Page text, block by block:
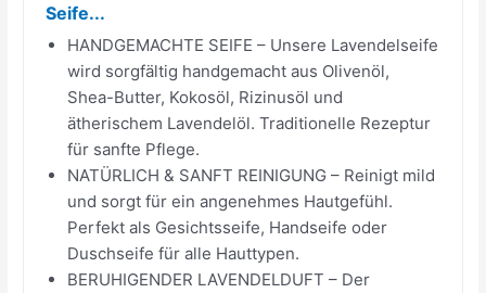
Seife...
HANDGEMACHTE SEIFE – Unsere Lavendelseife
wird sorgfältig handgemacht aus Olivenöl,
Shea-Butter, Kokosöl, Rizinusöl und
ätherischem Lavendelöl. Traditionelle Rezeptur
für sanfte Pflege.
NATÜRLICH & SANFT REINIGUNG – Reinigt mild
und sorgt für ein angenehmes Hautgefühl.
Perfekt als Gesichtsseife, Handseife oder
Duschseife für alle Hauttypen.
BERUHIGENDER LAVENDELDUFT – Der